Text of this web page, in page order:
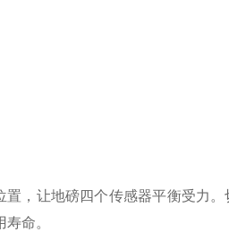
，让地磅四个传感器平衡受力
命。